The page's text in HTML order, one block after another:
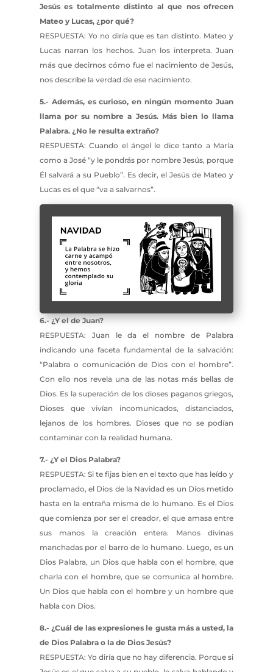
Jesús es totalmente distinto al que nos ofrecen
Mateo y Lucas, ¿por qué?
RESPUESTA: Yo no diría que es tan distinto. Mateo y
Lucas narran los hechos. Juan los interpreta. Juan
más que decirnos cómo fue el nacimiento de Jesús,
nos describe la verdad de ese nacimiento.
5.- Además, es curioso, en ningún momento Juan
llama por su nombre a Jesús. Más bien lo llama
Palabra. ¿No le resulta extraño?
RESPUESTA: Cuando el ángel le dice tanto a María
como a José “y le pondrás por nombre Jesús, porque
Él salvará a su Pueblo”. Es decir, el Jesús de Mateo y
Lucas es el que “va a salvarnos”.
6.- ¿Y el de Juan?
RESPUESTA: Juan le da el nombre de Palabra
indicando una faceta fundamental de la salvación:
“Palabra o comunicación de Dios con el hombre”.
Con ello nos revela una de las notas más bellas de
Dios. Es la superación de los dioses paganos griegos,
Dioses que vivían incomunicados, distanciados,
lejanos de los hombres. Dioses que no se podían
contaminar con la realidad humana.
7.- ¿Y el Dios Palabra?
RESPUESTA: Si te fijas bien en el texto que has leído y
proclamado, el Dios de la Navidad es un Dios metido
hasta en la entraña misma de lo humano. Es el Dios
que comienza por ser el creador, el que amasa entre
sus manos la creación entera. Manos divinas
manchadas por el barro de lo humano. Luego, es un
Dios Palabra, un Dios que habla con el hombre, que
charla con el hombre, que se comunica al hombre.
Un Dios que habla con el hombre y un hombre que
habla con Dios.
8.- ¿Cuál de las expresiones le gusta más a usted, la
de Dios Palabra o la de Dios Jesús?
RESPUESTA: Yo diría que no hay diferencia. Porque si